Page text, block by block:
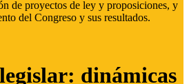
de proyectos de ley y proposiciones, y
del Congreso y sus resultados.
dinámicas